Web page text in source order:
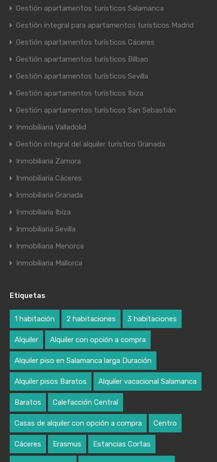
Gestión apartamentos turísticos Salamanca
Gestión integral para apartamentos turísticos Madrid
Gestión apartamentos turísticos Cáceres
Gestión apartamentos turísticos Bilbao
Gestión apartamentos turísticos Sevilla
Gestión apartamentos turísticos Ibiza
Gestión apartamentos turísticos San Sebastián
Inmobiliaria Valladolid
Gestión integral del alquiler turístico Granada
Inmobiliaria Zamora
Inmobiliaria Cáceres
Inmobiliaria Granada
Inmobiliaria Ibiza
Inmobiliaria Sevilla
Inmobiliaria Menorca
Inmobiliaria Mallorca
Etiquetas
1 habitación 2 habitaciones 3 habitaciones
Alquiler Alquiler con opción a compra
Alquiler piso en Salamanca larga Duración
Alquiler pisos Baratos Alquiler vacacional Salamanca
Baratos Calefacción Central
Casas de alquiler con opción a compra Centro
Cáceres Erasmus Estancias Cortas